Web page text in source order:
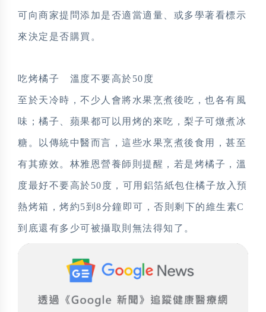
可向商家提問添加是否適當適量、或多學著看標示
來決定是否購買。
吃烤橘子 溫度不要高於50度
至於天冷時，不少人會將水果烹煮後吃，也各有風
味；橘子、蘋果都可以用烤的來吃，梨子可燉煮冰
糖。以傳統中醫而言，這些水果烹煮後食用，甚至
有其療效。林雅恩營養師則提醒，若是烤橘子，溫
度最好不要高於50度，可用鋁箔紙包住橘子放入預
熱烤箱，烤約5到8分鐘即可，否則剩下的維生素C
到底還有多少可被攝取則無法得知了。